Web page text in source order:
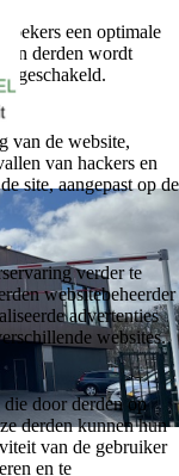
een optimale
derden wordt
van de website,
van hackers en
site, aangepast op de
verder te
websitebeheerder
advertenties
websites.
door derden op
derden kunnen hun
van de gebruiker
en te